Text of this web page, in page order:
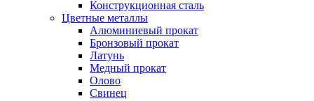
Конструкционная сталь
Цветные металлы
Алюминиевый прокат
Бронзовый прокат
Латунь
Медный прокат
Олово
Свинец